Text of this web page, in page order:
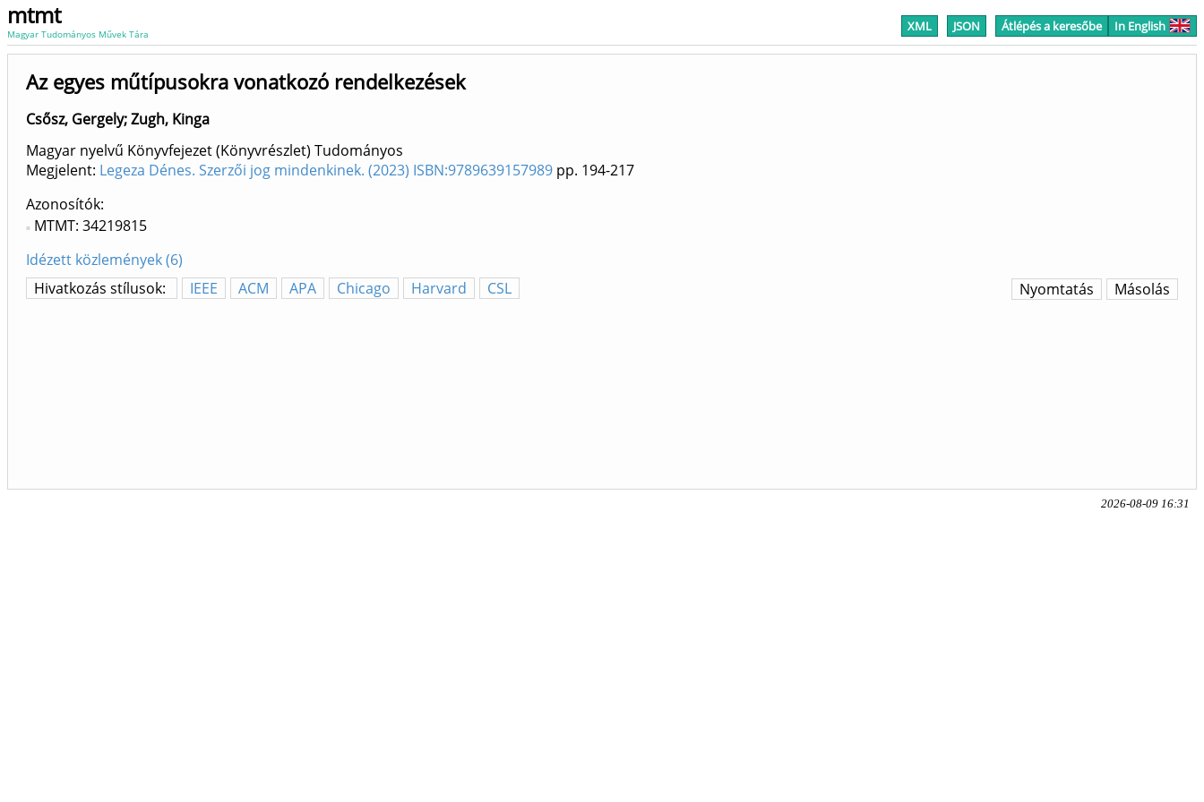
mtmt
Magyar Tudományos Művek Tára XML JSON Átlépés a keresőbe In English
Az egyes műtípusokra vonatkozó rendelkezések
Csősz, Gergely;Zugh, Kinga
Magyar nyelvű Könyvfejezet (Könyvrészlet) Tudományos
Megjelent: Legeza Dénes. Szerzői jog mindenkinek. (2023) ISBN:9789639157989 pp. 194-217
Azonosítók
MTMT: 34219815
Idézett közlemények (6)
Hivatkozás stílusok:
IEEE ACM APA Chicago Harvard CSL Másolás
Nyomtatás
2026-08-09 16:31